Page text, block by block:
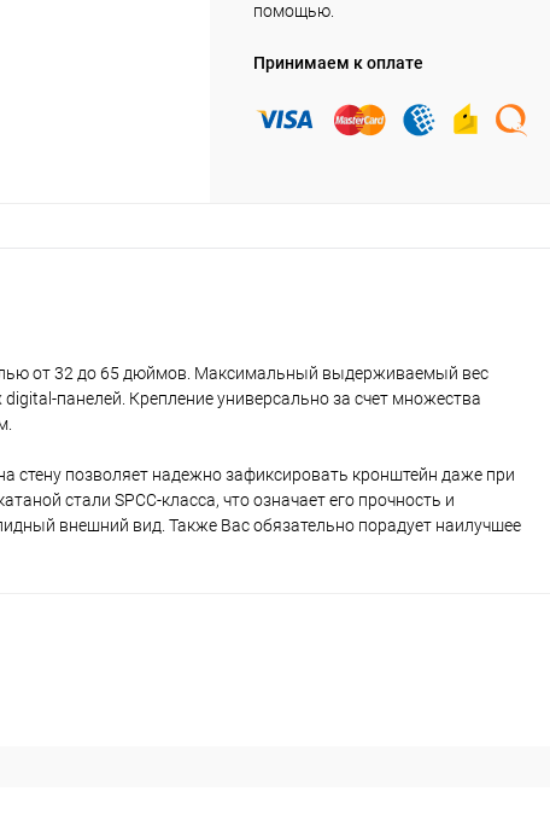
помощью.
Принимаем к оплате
от 32 до 65 дюймов. Максимальный выдерживаемый вес
панелей. Крепление универсально за счет множества
позволяет надежно зафиксировать кронштейн даже при
стали SPCC-класса, что означает его прочность и
внешний вид. Также Вас обязательно порадует наилучшее